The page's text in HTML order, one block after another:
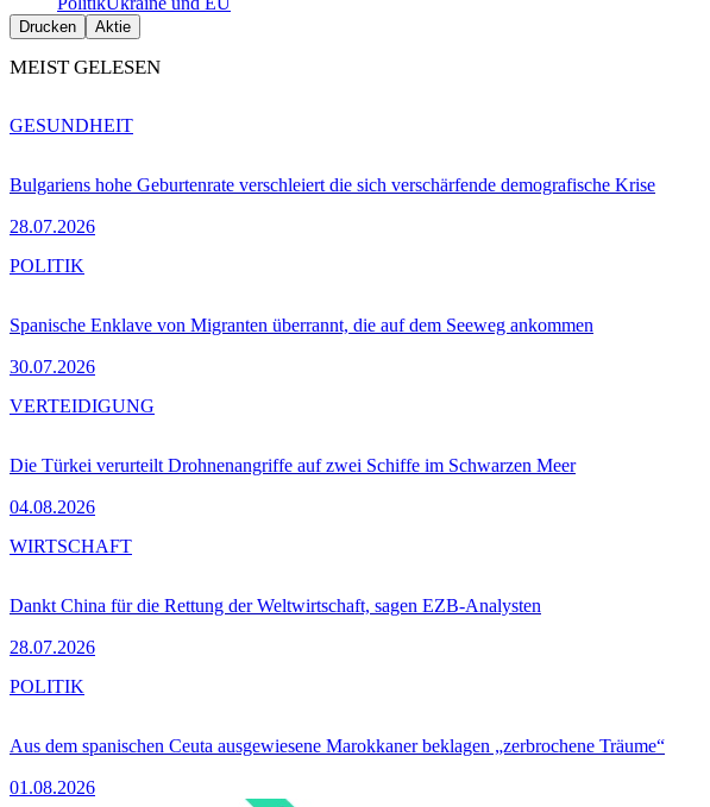
Drucken Aktie
MEIST GELESEN
Bulgariens hohe Geburtenrate verschleiert die sich verschärfende demografische Krise
28.07.2026
GESUNDHEIT
Spanische Enklave von Migranten überrannt, die auf dem Seeweg ankommen
30.07.2026
POLITIK
Die Türkei verurteilt Drohnenangriffe auf zwei Schiffe im Schwarzen Meer
04.08.2026
VERTEIDIGUNG
Dankt China für die Rettung der Weltwirtschaft, sagen EZB-Analysten
28.07.2026
WIRTSCHAFT
Aus dem spanischen Ceuta ausgewiesene Marokkaner beklagen „zerbrochene Träume“
01.08.2026
POLITIK